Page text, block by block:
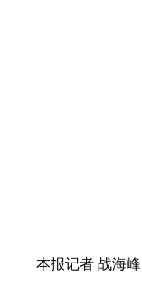
本报记者 战海峰